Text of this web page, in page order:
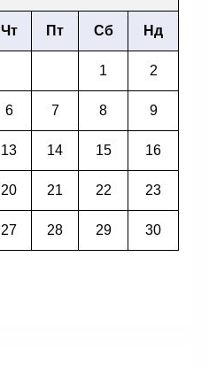
Чт Пт Сб Нд
1 2
6 7 8 9
13 14 15 16
20 21 22 23
27 28 29 30